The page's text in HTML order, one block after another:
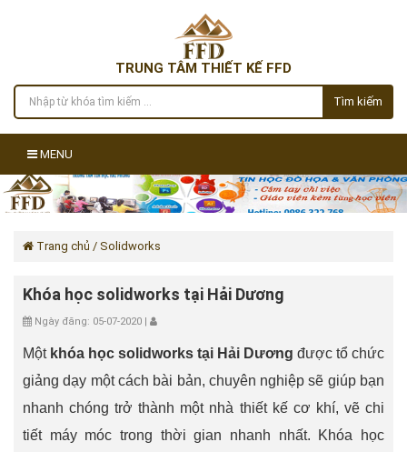
TRUNG TÂM THIẾT KẾ FFD
Tìm kiếm
MENU
Trang chủ / Solidworks
Khóa học solidworks tại Hải Dương
Ngày đăng: 05-07-2020 |
Một khóa học solidworks tại Hải Dương được tổ chức
giảng dạy một cách bài bản, chuyên nghiệp sẽ giúp bạn
nhanh chóng trở thành một nhà thiết kế cơ khí, vẽ chi
tiết máy móc trong thời gian nhanh nhất. Khóa học